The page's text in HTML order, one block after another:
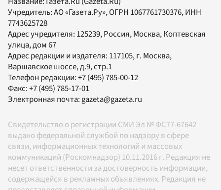
Учредитель:АО «Газета.Ру», ОГРН 1067761730376, ИНН
7743625728
Адрес учредителя: 125239, Россия, Москва, Коптевская
улица, дом 67
Адрес редакции и издателя: 117105, г. Москва,
Варшавское шоссе, д.9, стр.1
Телефон редакции:+7 (495) 785-00-12
Факс:+7 (495) 785-17-01
Электронная почта:gazeta@gazeta.ru
Свидетельство о регистрации СМИ Эл № ФС77-67642
выдано федеральной службой по надзору в сфере
связи, информационных технологий и массовых
коммуникаций (Роскомнадзор) 10.11.2016 г. Редакция не
несет ответственности за достоверность информации,
содержащейся в рекламных объявлениях. Редакция не